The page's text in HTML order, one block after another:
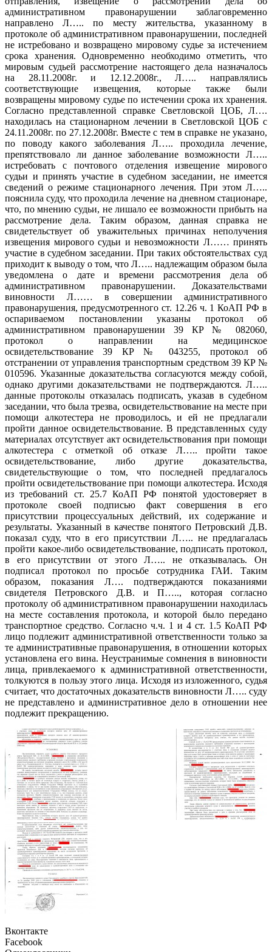
административном правонарушении заблаговременно
направлено Л….. по месту жительства, указанному в
протоколе об административном правонарушении, последней
не истребовано и возвращено мировому судье за истечением
срока хранения. Одновременно необходимо отметить, что
мировым судьей рассмотрение настоящего дела назначалось
на 28.11.2008г. и 12.12.2008г., Л….. направлялись
соответствующие извещения, которые также были
возвращены мировому судье по истечении срока их хранения.
Согласно представленной справке Светловской ЦОБ, Л….
находилась на стационарном лечении в Светловской ЦОБ с
24.11.2008г. по 27.12.2008г. Вместе с тем в справке не указано,
по поводу какого заболевания Л….. проходила лечение,
препятствовало ли данное заболевание возможности Л…..
истребовать с почтового отделения извещение мирового
судьи и принять участие в судебном заседании, не имеется
сведений о режиме стационарного лечения. При этом Л…..
пояснила суду, что проходила лечение на дневном стационаре,
что, по мнению судьи, не лишало ее возможности прибыть на
рассмотрение дела. Таким образом, данная справка не
свидетельствует об уважительных причинах неполучения
извещения мирового судьи и невозможности Л…… принять
участие в судебном заседании. При таких обстоятельствах суд
приходит к выводу о том, что Л….. надлежащим образом была
уведомлена о дате и времени рассмотрения дела об
административном правонарушении. Доказательствами
виновности Л…… в совершении административного
правонарушения, предусмотренного ст. 12.26 ч. 1 КоАП РФ в
оспариваемом постановлении указаны протокол об
административном правонарушении 39 КР № 082060,
протокол о направлении на медицинское
освидетельствование 39 КР № 043255, протокол об
отстранении от управления транспортным средством 39 КР №
010596. Указанные доказательства согласуются между собой,
однако другими доказательствами не подтверждаются. Л…..
данные протоколы отказалась подписать, указав в судебном
заседании, что была трезва, освидетельствование на месте при
помощи алкотестера не проводилось, и ей не предлагали
пройти данное освидетельствование. В представленных суду
материалах отсутствует акт освидетельствования при помощи
алкотестера с отметкой об отказе Л….. пройти такое
освидетельствование, либо другие доказательства,
свидетельствующие о том, что последней предлагалось
пройти освидетельствование при помощи алкотестера. Исходя
из требований ст. 25.7 КоАП РФ понятой удостоверяет в
протоколе своей подписью факт совершения в его
присутствии процессуальных действий, их содержание и
результаты. Указанный в качестве понятого Петровский Д.В.
показал суду, что в его присутствии Л….. не предлагалась
пройти какое-либо освидетельствование, подписать протокол,
в его присутствии от этого Л….. не отказывалась. Он
подписал протокол по просьбе сотрудника ГАИ. Таким
образом, показания Л…. подтверждаются показаниями
свидетеля Петровского Д.В. и П….., которая согласно
протоколу об административном правонарушении находилась
на месте составления протокола, и которой было передано
транспортное средство. Согласно ч.ч. 1 и 4 ст. 1.5 КоАП РФ
лицо подлежит административной ответственности только за
те административные правонарушения, в отношении которых
установлена его вина. Неустранимые сомнения в виновности
лица, привлекаемого к административной ответственности,
толкуются в пользу этого лица. Исходя из изложенного, судья
считает, что достаточных доказательств виновности Л….. суду
не представлено и административное дело в отношении нее
подлежит прекращению.
Вконтакте
Facebook